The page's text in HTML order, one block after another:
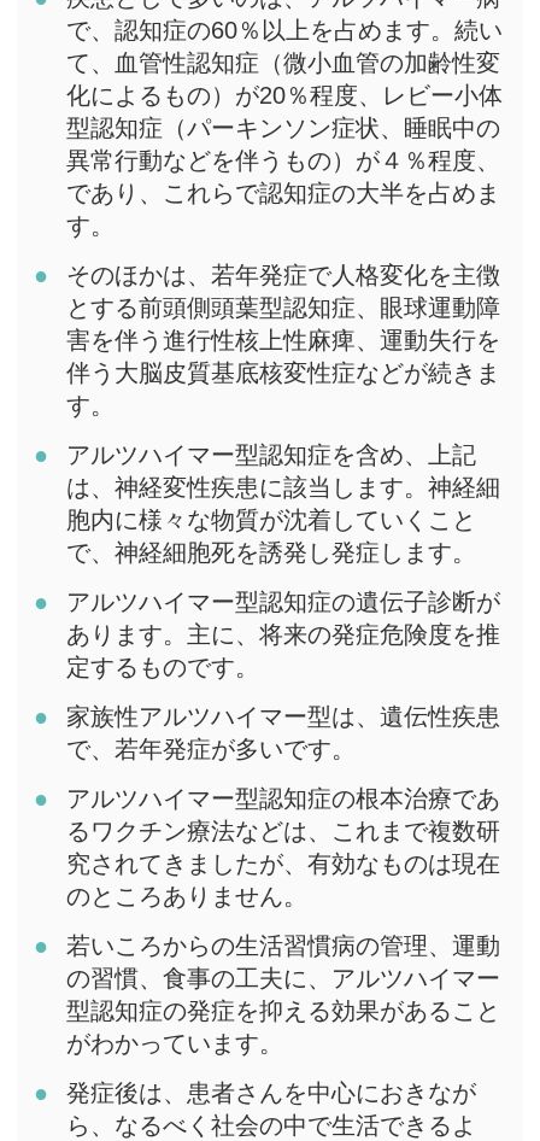
で、認知症の60％以上を占めます。続い
て、血管性認知症（微小血管の加齢性変
化によるもの）が20％程度、レビー小体
型認知症（パーキンソン症状、睡眠中の
異常行動などを伴うもの）が４％程度、
であり、これらで認知症の大半を占めま
す。
そのほかは、若年発症で人格変化を主徴
とする前頭側頭葉型認知症、眼球運動障
害を伴う進行性核上性麻痺、運動失行を
伴う大脳皮質基底核変性症などが続きま
す。
アルツハイマー型認知症を含め、上記
は、神経変性疾患に該当します。神経細
胞内に様々な物質が沈着していくこと
で、神経細胞死を誘発し発症します。
アルツハイマー型認知症の遺伝子診断が
あります。主に、将来の発症危険度を推
定するものです。
家族性アルツハイマー型は、遺伝性疾患
で、若年発症が多いです。
アルツハイマー型認知症の根本治療であ
るワクチン療法などは、これまで複数研
究されてきましたが、有効なものは現在
のところありません。
若いころからの生活習慣病の管理、運動
の習慣、食事の工夫に、アルツハイマー
型認知症の発症を抑える効果があること
がわかっています。
発症後は、患者さんを中心におきなが
ら、なるべく社会の中で生活できるよ